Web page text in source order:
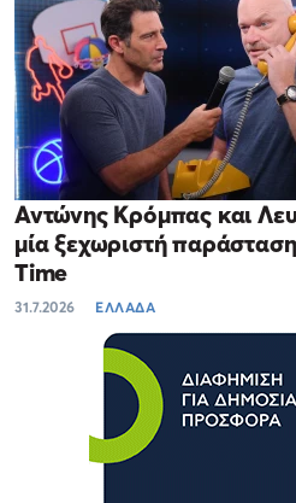
Αντώνης Κρόμπας και
μία ξεχωριστή
Time
31.7.2026 ΕΛΛΑΔΑ